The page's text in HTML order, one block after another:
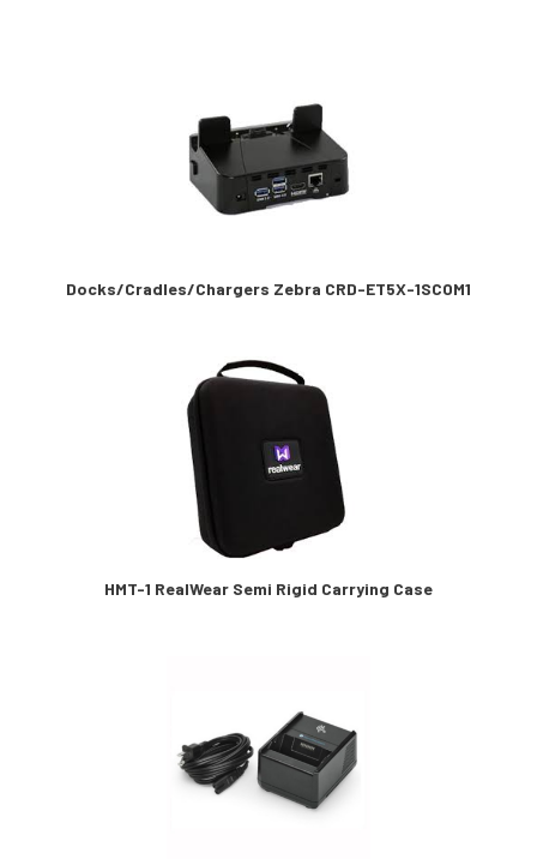
Docks/Cradles/Chargers Zebra CRD-ET5X-1SCOM1
HMT-1 RealWear Semi Rigid Carrying Case